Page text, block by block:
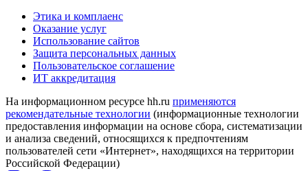
Этика и комплаенс
Оказание услуг
Использование сайтов
Защита персональных данных
Пользовательское соглашение
ИТ аккредитация
На информационном ресурсе hh.ru применяются
рекомендательные технологии (информационные технологии
предоставления информации на основе сбора, систематизации
и анализа сведений, относящихся к предпочтениям
пользователей сети «Интернет», находящихся на территории
Российской Федерации)